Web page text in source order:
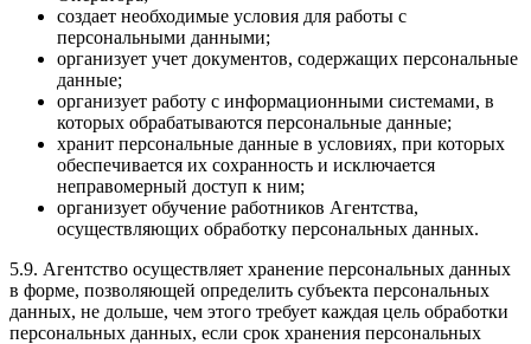
создает необходимые условия для работы с
персональными данными;
организует учет документов, содержащих персональные
данные;
организует работу с информационными системами, в
которых обрабатываются персональные данные;
хранит персональные данные в условиях, при которых
обеспечивается их сохранность и исключается
неправомерный доступ к ним;
организует обучение работников Агентства,
осуществляющих обработку персональных данных.
5.9. Агентство осуществляет хранение персональных данных
в форме, позволяющей определить субъекта персональных
данных, не дольше, чем этого требует каждая цель обработки
персональных данных, если срок хранения персональных